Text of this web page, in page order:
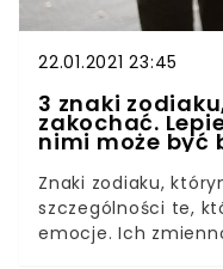
22.01.2021 23:45
3 znaki
zakochać.
nimi może być
Znaki zodiaku,
szczególności te,
emocje. Ich